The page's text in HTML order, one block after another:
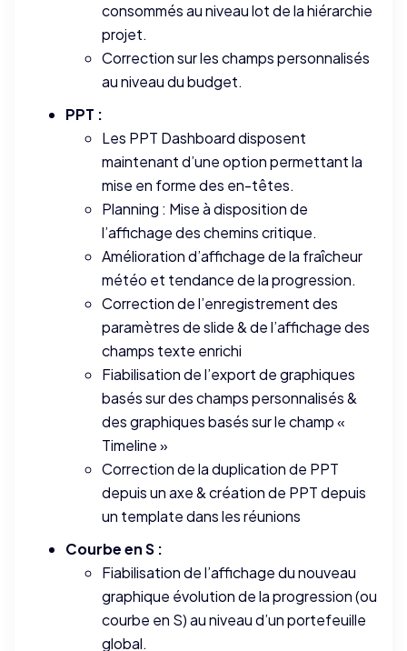
consommés au niveau lot de la hiérarchie
projet.
Correction sur les champs personnalisés
au niveau du budget.
PPT :
Les PPT Dashboard disposent
maintenant d’une option permettant la
mise en forme des en-têtes.
Planning : Mise à disposition de
l’affichage des chemins critique.
Amélioration d’affichage de la fraîcheur
météo et tendance de la progression.
Correction de l’enregistrement des
paramètres de slide & de l’affichage des
champs texte enrichi
Fiabilisation de l’export de graphiques
basés sur des champs personnalisés &
des graphiques basés sur le champ «
Timeline »
Correction de la duplication de PPT
depuis un axe & création de PPT depuis
un template dans les réunions
Courbe en S :
Fiabilisation de l’affichage du nouveau
graphique évolution de la progression (ou
courbe en S) au niveau d’un portefeuille
global.